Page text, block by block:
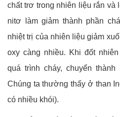
chất trơ trong nhiên liệu rắn và
nitơ làm giảm thành phần
nhiệt trị của nhiên liệu giảm
oxy càng nhiều. Khi đốt
quá trình cháy, chuyển
Chúng ta thường thấy ở than
có nhiều khói).